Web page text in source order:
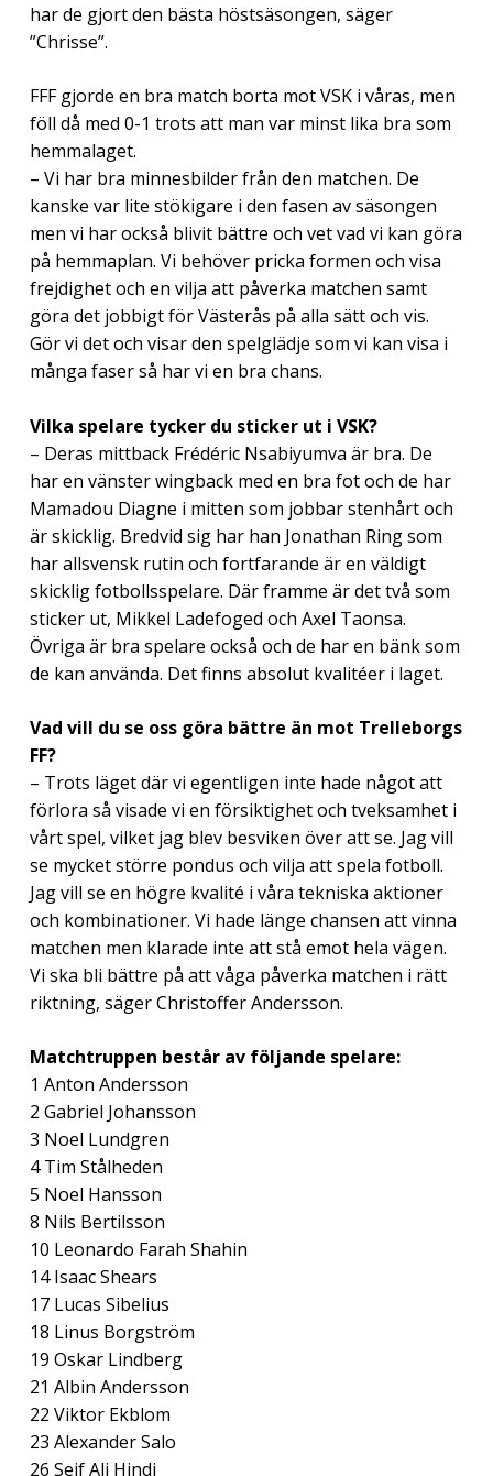
har de gjort den bästa höstsäsongen, säger
”Chrisse”.
FFF gjorde en bra match borta mot VSK i våras, men
föll då med 0-1 trots att man var minst lika bra som
hemmalaget.
– Vi har bra minnesbilder från den matchen. De
kanske var lite stökigare i den fasen av säsongen
men vi har också blivit bättre och vet vad vi kan göra
på hemmaplan. Vi behöver pricka formen och visa
frejdighet och en vilja att påverka matchen samt
göra det jobbigt för Västerås på alla sätt och vis.
Gör vi det och visar den spelglädje som vi kan visa i
många faser så har vi en bra chans.
Vilka spelare tycker du sticker ut i VSK?
– Deras mittback Frédéric Nsabiyumva är bra. De
har en vänster wingback med en bra fot och de har
Mamadou Diagne i mitten som jobbar stenhårt och
är skicklig. Bredvid sig har han Jonathan Ring som
har allsvensk rutin och fortfarande är en väldigt
skicklig fotbollsspelare. Där framme är det två som
sticker ut, Mikkel Ladefoged och Axel Taonsa.
Övriga är bra spelare också och de har en bänk som
de kan använda. Det finns absolut kvalitéer i laget.
Vad vill du se oss göra bättre än mot Trelleborgs
FF?
– Trots läget där vi egentligen inte hade något att
förlora så visade vi en försiktighet och tveksamhet i
vårt spel, vilket jag blev besviken över att se. Jag vill
se mycket större pondus och vilja att spela fotboll.
Jag vill se en högre kvalité i våra tekniska aktioner
och kombinationer. Vi hade länge chansen att vinna
matchen men klarade inte att stå emot hela vägen.
Vi ska bli bättre på att våga påverka matchen i rätt
riktning, säger Christoffer Andersson.
Matchtruppen består av följande spelare:
1 Anton Andersson
2 Gabriel Johansson
3 Noel Lundgren
4 Tim Stålheden
5 Noel Hansson
8 Nils Bertilsson
10 Leonardo Farah Shahin
14 Isaac Shears
17 Lucas Sibelius
18 Linus Borgström
19 Oskar Lindberg
21 Albin Andersson
22 Viktor Ekblom
23 Alexander Salo
26 Seif Ali Hindi